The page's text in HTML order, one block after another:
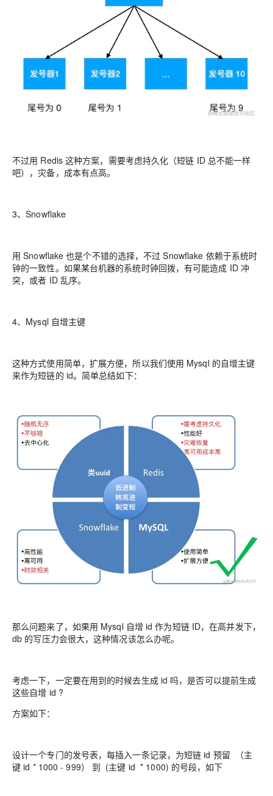
不过用 Redis 这种方案，需要考虑持久化（短链 ID 总不能一样
吧），灾备，成本有点高。
3、Snowflake
用 Snowflake 也是个不错的选择，不过 Snowflake 依赖于系统时
钟的一致性。如果某台机器的系统时钟回拨，有可能造成 ID 冲
突，或者 ID 乱序。
4、Mysql 自增主键
这种方式使用简单，扩展方便，所以我们使用 Mysql 的自增主键
来作为短链的 id。简单总结如下：
那么问题来了，如果用 Mysql 自增 id 作为短链 ID，在高并发下，
db 的写压力会很大，这种情况该怎么办呢。
考虑一下，一定要在用到的时候去生成 id 吗，是否可以提前生成
这些自增 id ?
方案如下：
设计一个专门的发号表，每插入一条记录，为短链 id 预留 （主
键 id * 1000 - 999） 到 (主键 id * 1000) 的号段，如下